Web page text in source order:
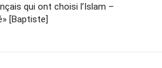
qui ont choisi l’Islam –
[Baptiste]